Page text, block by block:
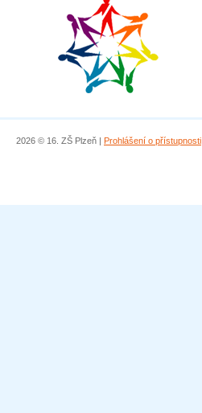
2026 © 16. ZŠ Plzeň | Prohlášení o přístupnosti